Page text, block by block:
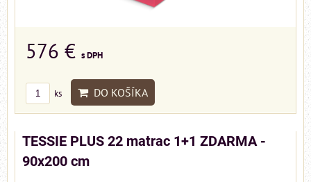
576 € s DPH
ks DO KOŠÍKA
TESSIE PLUS 22 matrac 1+1 ZDARMA -
90x200 cm